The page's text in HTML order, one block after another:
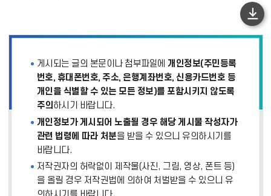
역
치
기
게시되는 글의 본문이나 첨부파일에 개인정보(주민등록
번호, 휴대폰번호, 주소, 은행계좌번호, 신용카드번호 등
개인을 식별할 수 있는 모든 정보)를 포함시키지 않도록
주의 하시기 바랍니다.
개인정보가 게시되어 노출될 경우 해당 게시물 작성자가
관련 법령에 따라 처분을 받을 수 있으니 유의하시기를
바랍니다.
저작권자의 허락없이 제작물(사진, 그림, 영상, 폰트 등)
을 올릴 경우 저작권법에 의하여 처벌받을 수 있으니 유
하
단